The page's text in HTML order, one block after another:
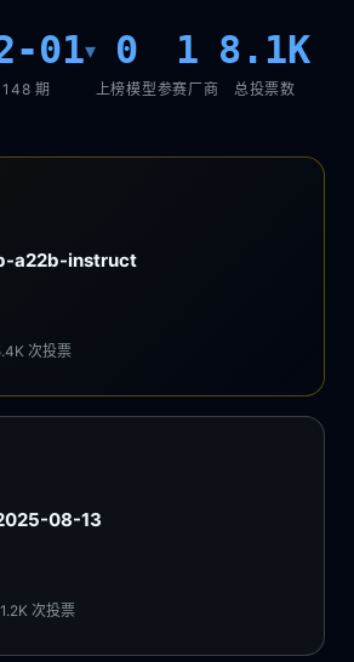
01▾
期
0
上榜模型
1
参赛厂商
8.1K
总投票数
a22b-instruct
次投票
08-13
1.2K次投票